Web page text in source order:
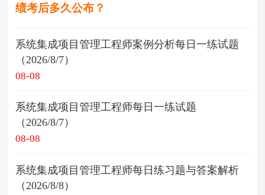
绩考后多久公布？
系统集成项目管理工程师案例分析每日一练试题
（2026/8/7）
08-08
系统集成项目管理工程师每日一练试题
（2026/8/7）
08-08
系统集成项目管理工程师每日练习题与答案解析
（2026/8/8）